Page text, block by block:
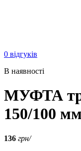
0 відгуків
В наявності
МУФТА
150/100
136 грн/